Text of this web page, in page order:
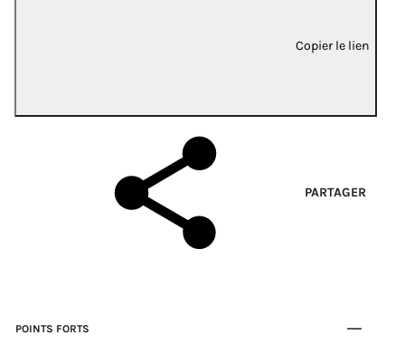
Copier le lien
PARTAGER
POINTS FORTS